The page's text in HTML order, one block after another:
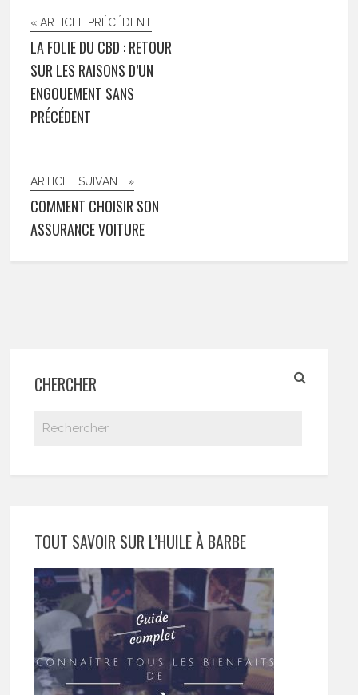
« ARTICLE PRÉCÉDENT
LA FOLIE DU CBD : RETOUR
SUR LES RAISONS D’UN
ENGOUEMENT SANS
PRÉCÉDENT
ARTICLE SUIVANT »
COMMENT CHOISIR SON
ASSURANCE VOITURE
CHERCHER
TOUT SAVOIR SUR L’HUILE À BARBE